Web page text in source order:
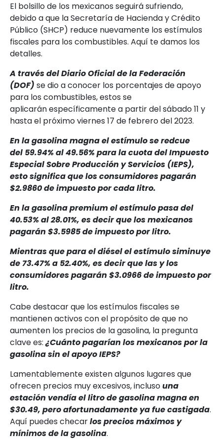
El bolsillo de los mexicanos seguirá sufriendo,
debido a que la Secretaría de Hacienda y Crédito
Público (SHCP) reduce nuevamente los estímulos
fiscales para los combustibles. Aquí te damos los
detalles.
A través del Diario Oficial de la Federación
(DOF) se dio a conocer los porcentajes de apoyo
para los combustibles, estos se
aplicarán específicamente a partir del sábado 11 y
hasta el próximo viernes 17 de febrero del 2023.
En la gasolina magna el estímulo se redcue
del 59.94% al 49.56% para la cuota del Impuesto
Especial Sobre Producción y Servicios (IEPS),
esto significa que los consumidores pagarán
$2.9860 de impuesto por cada litro.
En la gasolina premium el estímulo pasa del
40.53% al 28.01%, es decir que los mexicanos
pagarán $3.5985 de impuesto por litro.
Mientras que para el diésel el estímulo siminuye
de 73.47% a 52.40%, es decir que las y los
consumidores pagarán $3.0966 de impuesto por
litro.
Cabe destacar que los estímulos fiscales se
mantienen activos con el propósito de que no
aumenten los precios de la gasolina, la pregunta
clave es:¿Cuánto pagarían los mexicanos por la
gasolina sin el apoyo IEPS?
Lamentablemente existen algunos lugares que
ofrecen precios muy excesivos, inclusouna
estación vendía el litro de gasolina magna en
$30.49, pero afortunadamente ya fue castigada.
Aquí puedes checarlos precios máximos y
mínimos de la gasolina.